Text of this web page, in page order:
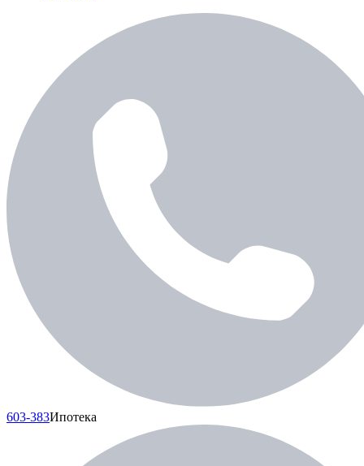
603-383Ипотека